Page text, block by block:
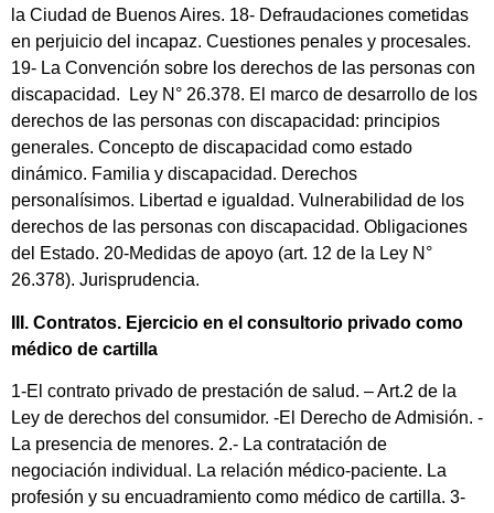
la Ciudad de Buenos Aires. 18- Defraudaciones cometidas
en perjuicio del incapaz. Cuestiones penales y procesales.
19- La Convención sobre los derechos de las personas con
discapacidad. Ley N° 26.378. El marco de desarrollo de los
derechos de las personas con discapacidad: principios
generales. Concepto de discapacidad como estado
dinámico. Familia y discapacidad. Derechos
personalísimos. Libertad e igualdad. Vulnerabilidad de los
derechos de las personas con discapacidad. Obligaciones
del Estado. 20-Medidas de apoyo (art. 12 de la Ley N°
26.378). Jurisprudencia.
III. Contratos. Ejercicio en el consultorio privado como
médico de cartilla
1-El contrato privado de prestación de salud. – Art.2 de la
Ley de derechos del consumidor. -El Derecho de Admisión. -
La presencia de menores. 2.- La contratación de
negociación individual. La relación médico-paciente. La
profesión y su encuadramiento como médico de cartilla. 3-